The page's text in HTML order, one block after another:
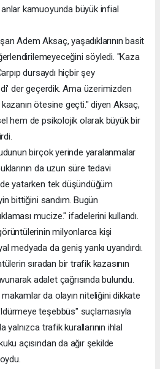
kamuoyunda büyük infial
Adem Aksaç, yaşadıklarının basit
söyledi. "Kaza
dursaydı hiçbir şey
der geçerdik. Ama üzerimizden
ötesine geçti." diyen Aksaç,
hem de psikolojik olarak büyük bir
birçok yerinde yaralanmalar
da uzun süre tedavi
yatarken tek düşündüğüm
bittiğini sandım. Bugün
mucize." ifadelerini kullandı.
milyonlarca kişi
medyada da geniş yankı uyandırdı.
sıradan bir trafik kazasının
adalet çağrısında bulundu.
da olayın niteliğini dikkate
teşebbüs" suçlamasıyla
yalnızca trafik kurallarının ihlal
açısından da ağır şekilde